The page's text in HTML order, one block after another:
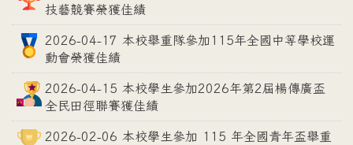
技藝競賽榮獲佳績
2026-04-17 本校舉重隊參加115年全國中等學校運
動會榮獲佳績
2026-04-15 本校學生參加2026年第2屆楊傳廣盃
全民田徑聯賽獲佳績
2026-02-06 本校學生參加 115 年全國青年盃舉重